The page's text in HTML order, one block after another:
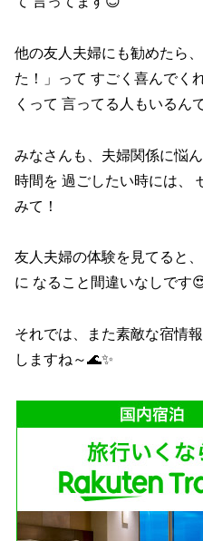
他の友人夫婦にも勧めたら
た！」って すごく喜んでく
くって 言ってる人もいるん
みなさんも、夫婦関係に悩
時間を 過ごしたい時には、
みて！
友人夫婦の体験を見てると
に なること間違いなしです
それでは、また素敵な宿情
しますね～🌊✨